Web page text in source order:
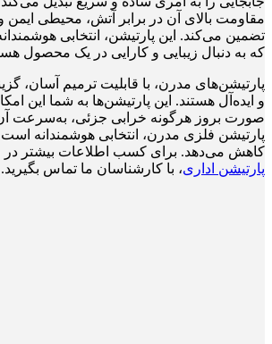
مقاومت بالای آن در برابر آتش، محیطی ایمن
تضمین می‌کند. این پارتیشن، انتخابی
که به دنبال زیبایی و کارایی در یک محصول
پارتیشن‌های مدرن، با قابلیت ترمیم آسان،
و ایده‌آل هستند. این پارتیشن‌ها به شما این
صورت بروز هرگونه خرابی جزئی، به‌سرعت آن
پارتیشن فلزی مدرن، انتخابی هوشمندانه است
کاهش می‌دهد. برای کسب اطلاعات بیشتر در
پارتیشن اداری، با کارشناسان ما تماس بگیرید.